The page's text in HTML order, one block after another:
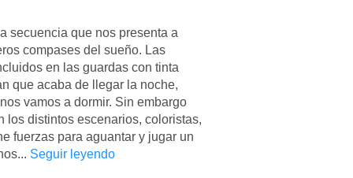
secuencia que nos presenta a
compases del sueño. Las
en las guardas con tinta
que acaba de llegar la noche,
vamos a dormir. Sin embargo
los distintos escenarios, coloristas,
fuerzas para aguantar y jugar un
Seguir leyendo